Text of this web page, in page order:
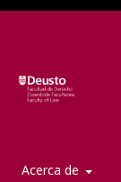
Acerca de